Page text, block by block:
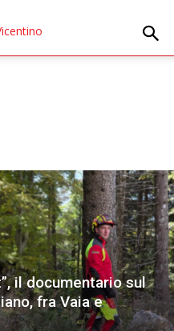
il documentario sul
fra Vaia e